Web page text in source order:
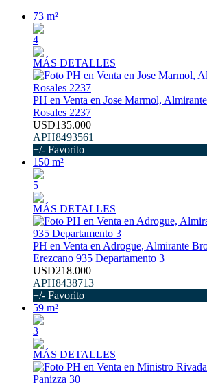
73 m²
4
MÁS DETALLES
PH en Venta en Jose Marmol,
Rosales 2237
USD135.000
APH8493561
+/- Favorito
150 m²
5
MÁS DETALLES
PH en Venta en Adrogue, Almirante
Erezcano 935 Departamento 3
USD218.000
APH8438713
+/- Favorito
59 m²
3
MÁS DETALLES